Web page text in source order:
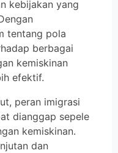
kebijakan yang
tentang pola
berbagai
kemiskinan
efektif.
peran imigrasi
dianggap sepele
kemiskinan.
dan